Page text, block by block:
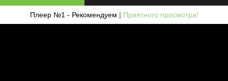
Плеер №1 - Рекомендуем | Приятного просмотра!